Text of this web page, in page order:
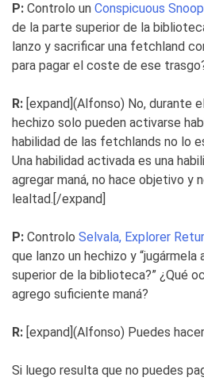
P: Controlo un Conspicuous Snoop
de la parte superior de la
lanzo y sacrificar una fetchland
para pagar el coste de ese
R: [expand](Alfonso) No, durante
hechizo solo pueden activarse
habilidad de las fetchlands no lo
Una habilidad activada es una
agregar maná, no hace objetivo y
lealtad.[/expand]
P: Controlo Selvala, Explorer
que lanzo un hechizo y “jugármela
superior de la biblioteca?” ¿Qué
agrego suficiente maná?
R: [expand](Alfonso) Puedes
Si luego resulta que no puedes